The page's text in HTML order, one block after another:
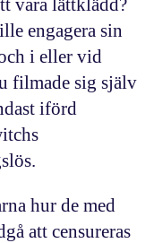
vara lättklädd?
engagera sin
i eller vid
filmade sig själv
iförd
hur de med
att censureras